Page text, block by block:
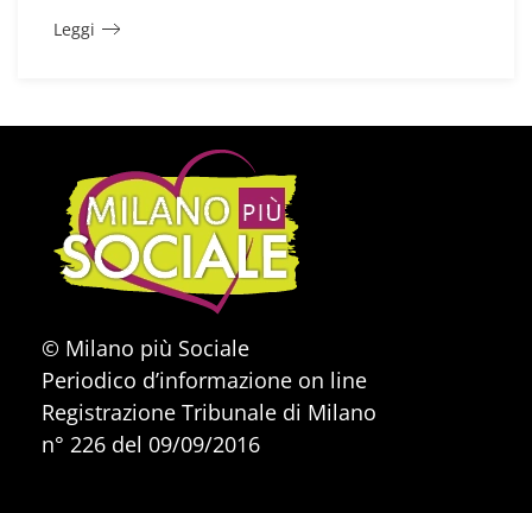
Leggi
© Milano più Sociale
Periodico d’informazione on line
Registrazione Tribunale di Milano
n° 226 del 09/09/2016